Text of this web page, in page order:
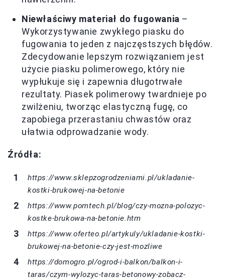
Niewłaściwy materiał do fugowania –
Wykorzystywanie zwykłego piasku do
fugowania to jeden z najczęstszych błędów.
Zdecydowanie lepszym rozwiązaniem jest
użycie piasku polimerowego, który nie
wypłukuje się i zapewnia długotrwałe
rezultaty. Piasek polimerowy twardnieje po
zwilżeniu, tworząc elastyczną fugę, co
zapobiega przerastaniu chwastów oraz
ułatwia odprowadzanie wody.
Źródła:
https://www.sklepzogrodzeniami.pl/ukladanie-
kostki-brukowej-na-betonie
https://www.pomtech.pl/blog/czy-mozna-polozyc-
kostke-brukowa-na-betonie.htm
https://www.oferteo.pl/artykuly/ukladanie-kostki-
brukowej-na-betonie-czy-jest-mozliwe
https://domogro.pl/ogrod-i-balkon/balkon-i-
taras/czym-wylozyc-taras-betonowy-zobacz-